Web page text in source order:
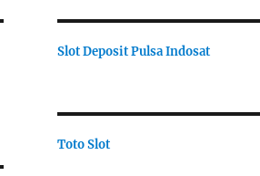
Slot Deposit Pulsa Indosat
Toto Slot